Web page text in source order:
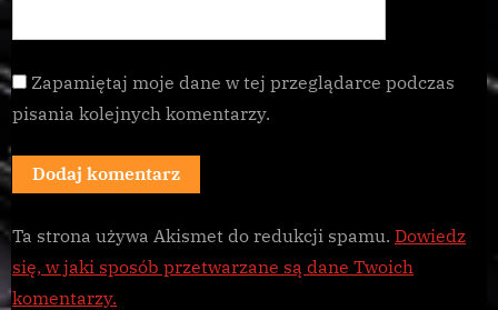
Zapamiętaj moje dane w tej przeglądarce podczas
pisania kolejnych komentarzy.
Ta strona używa Akismet do redukcji spamu. Dowiedz
się, w jaki sposób przetwarzane są dane Twoich
komentarzy.